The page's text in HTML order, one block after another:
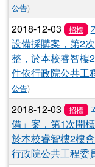
公告)
2018-12-03 招標
設備採購案，第2
整，於本校睿智樓
件依行政院公共工
公告)
2018-12-03 招標
備」案，第1次開
於本校睿智樓2樓
行政院公共工程委